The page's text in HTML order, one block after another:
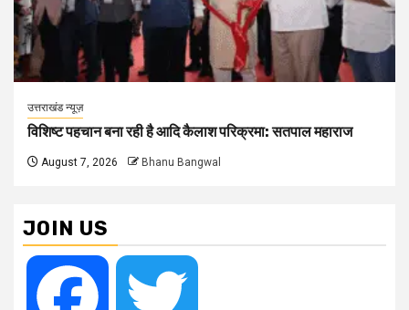
उत्तराखंड न्यूज़
विशिष्ट पहचान बना रही है आदि कैलाश परिक्रमा: सतपाल महाराज
August 7, 2026 Bhanu Bangwal
JOIN US
Facebook